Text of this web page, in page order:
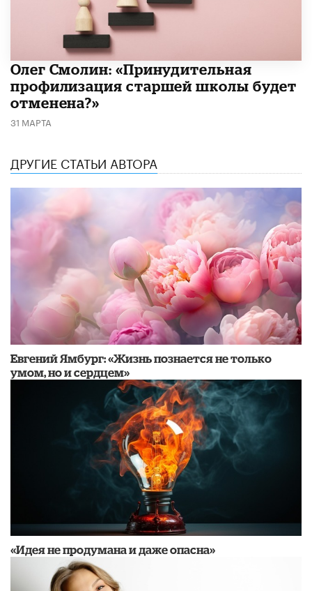
​Олег Смолин: «Принудительная
профилизация старшей школы будет
отменена?»
31 МАРТА
ДРУГИЕ СТАТЬИ АВТОРА
Евгений Ямбург: «Жизнь познается не только
умом, но и сердцем»
«Идея не продумана и даже опасна»